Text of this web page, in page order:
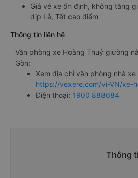
Giá vé xe ổn định, không tăng
dịp Lễ, Tết cao điểm
Thông tin liên hệ
Văn phòng xe Hoàng Thuỷ giường
Gòn:
Xem địa chỉ văn phòng nhà xe
https://vexere.com/vi-VN/xe-
Điện thoại: 1900 888684
Thông